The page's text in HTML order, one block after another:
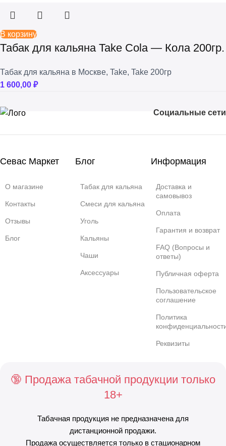
В корзину
Табак для кальяна Take Cola — Кола 200гр.
Табак для кальяна в Москве, Take, Take 200гр
1 600,00 ₽
Социальные сети
Севас Маркет
О магазине
Контакты
Отзывы
Блог
Блог
Табак для кальяна
Смеси для кальяна
Уголь
Кальяны
Чаши
Аксессуары
Информация
Доставка и
самовывоз
Оплата
Гарантия и возврат
FAQ (Вопросы и
ответы)
Публичная оферта
Пользовательское
соглашение
Политика
Реквизиты
🔞 Продажа табачной продукции только
18+
Табачная продукция не предназначена для
дистанционной продажи.
Продажа осуществляется только в стационарном